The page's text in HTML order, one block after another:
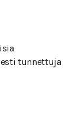
tunnettuja